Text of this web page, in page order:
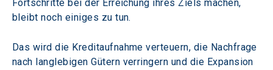
Fortschritte bei der Erreichung ihres Ziels machen,
bleibt noch einiges zu tun.
Das wird die Kreditaufnahme verteuern, die Nachfrage
nach langlebigen Gütern verringern und die Expansion